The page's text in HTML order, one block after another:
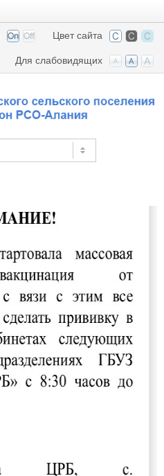
Цвет сайта
Для слабовидящих